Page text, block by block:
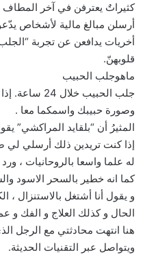
كثيراتٌ يعترفن في آخر المطاف
أرسلن مبالغ مالية لأشخاص
أخريات يدافعن عن تجربة
قلوبهنّ.
ماهوجلب الحبيب
جلب الحبيب
وصورة حبيبك واسمكما معا .
إذا كنت تريدين ذلك أرسلي
له علما واسعا بالروحانيات ،
كما انه خطير بالسحر الاسود
و يقول أنا أشتغل
الحال و كذلك العلاج و الفك و
هنا انتهت محادثتي مع الرجل
ويتواصل عبر التقنيات الحديثة.